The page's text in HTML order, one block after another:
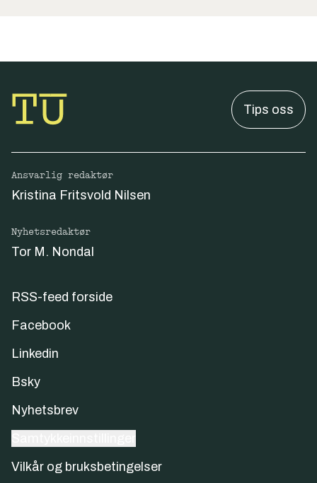
Tips oss
Ansvarlig redaktør
Kristina Fritsvold Nilsen
Nyhetsredaktør
Tor M. Nondal
RSS-feed forside
Facebook
Linkedin
Bsky
Nyhetsbrev
Vilkår og bruksbetingelser